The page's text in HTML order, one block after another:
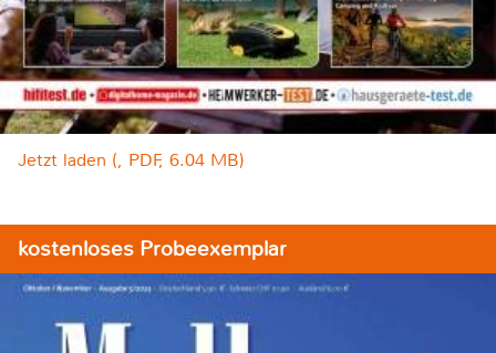
Jetzt laden (, PDF, 6.04 MB)
kostenloses Probeexemplar